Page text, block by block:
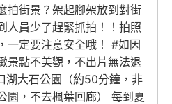
拍街景？架起腳架放到對街
人員少了趕緊抓拍！！拍照
一定要注意安全哦！ #如因
景點不美觀，不出片無法退
大石公園（約50分鐘，非
園，不去楓葉回廊） 每到夏